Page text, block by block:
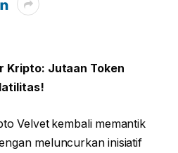
Kripto: Jutaan Token
Velvet kembali memantik
meluncurkan inisiatif